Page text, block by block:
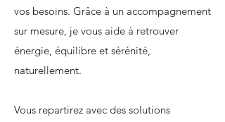
vos besoins. Grâce à un accompagnement
sur mesure, je vous aide à retrouver
énergie, équilibre et sérénité,
naturellement.
Vous repartirez avec des solutions